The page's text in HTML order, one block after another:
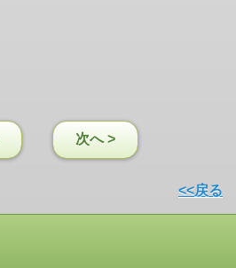
次へ >
<<戻る